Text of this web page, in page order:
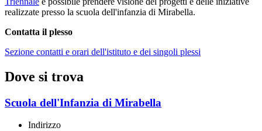
realizzate presso la scuola dell'infanzia di Mirabella.
Contatta il plesso
Sezione contatti e orari dell'istituto e dei singoli plessi
Dove si trova
Scuola dell'Infanzia di Mirabella
Indirizzo